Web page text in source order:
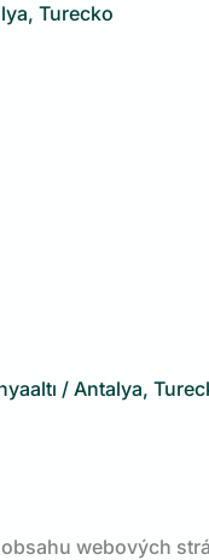
Turecko
/ Antalya,
webových